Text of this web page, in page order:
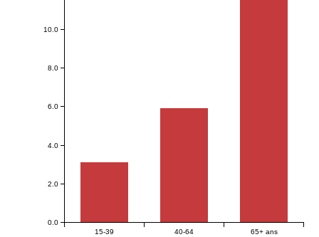
15-39 40-64 65+ ans
0.0
2.0
4.0
6.0
8.0
10.0